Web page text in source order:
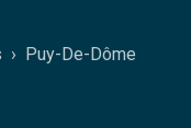
› Puy-De-Dôme